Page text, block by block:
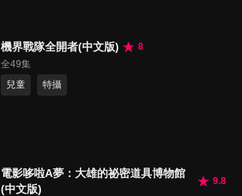
機界戰隊全開者(中文版)
8
全49集
兒童
特攝
電影哆啦A夢：大雄的祕密道具博物館
(中文版)
9.8